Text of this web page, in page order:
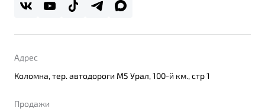
Правовая информация
Адрес
Коломна, тер. автодороги М5 Урал, 100-й км., стр 1
Продажи